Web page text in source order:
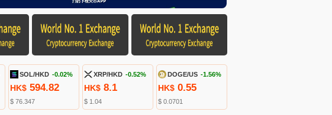
SOL/HKD -0.02%
HK$ 594.82
$ 76.347
XRP/HKD -0.52%
HK$ 8.1
$ 1.04
DOGE/US -1.56%
HK$ 0.55
$ 0.0701